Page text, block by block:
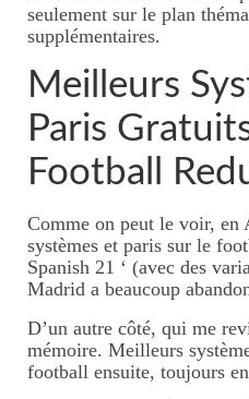
seulement sur le plan
supplémentaires.
Meilleurs
Paris
Football
Comme on peut le voir,
systèmes et paris sur le
Spanish 21 ‘ (avec des
Madrid a beaucoup
D’un autre côté, qui me
mémoire. Meilleurs
football ensuite, toujours